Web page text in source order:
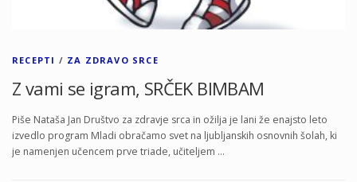
RECEPTI / ZA ZDRAVO SRCE
Z vami se igram, SRČEK BIMBAM
Piše Nataša Jan Društvo za zdravje srca in ožilja je lani že enajsto leto
izvedlo program Mladi obračamo svet na ljubljanskih osnovnih šolah, ki
je namenjen učencem prve triade, učiteljem …